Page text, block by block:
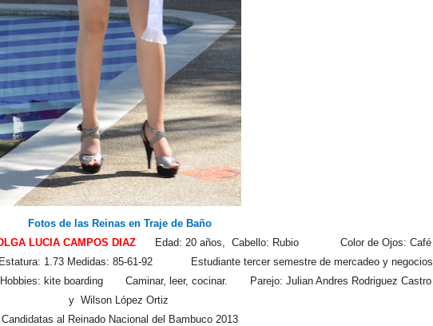
Fotos de las Reinas en Traje de Baño
LUCIA CAMPOS DIAZEdad: 20 años, Cabello: Rubio Color de Ojos: Café
1.73 Medidas: 85-61-92 Estudiante tercer semestre de mercadeo y negocios
kite boarding Caminar, leer, cocinar. Parejo: Julian Andres Rodriguez Castro
y Wilson López Ortiz
Candidatas al Reinado Nacional del Bambuco 2013